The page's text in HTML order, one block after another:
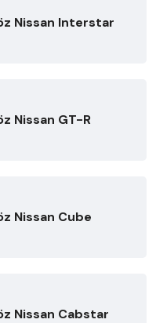
Nissan Interstar
Nissan GT-R
Nissan Cube
Nissan Cabstar